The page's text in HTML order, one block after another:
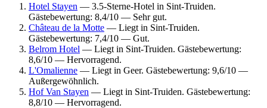
Hotel Stayen — 3.5-Sterne-Hotel in Sint-Truiden.
Gästebewertung: 8,4/10 — Sehr gut.
Château de la Motte — Liegt in Sint-Truiden.
Gästebewertung: 7,4/10 — Gut.
Belrom Hotel — Liegt in Sint-Truiden. Gästebewertung:
8,6/10 — Hervorragend.
L'Omalienne — Liegt in Geer. Gästebewertung: 9,6/10 —
Außergewöhnlich.
Hof Van Stayen — Liegt in Sint-Truiden. Gästebewertung:
8,8/10 — Hervorragend.